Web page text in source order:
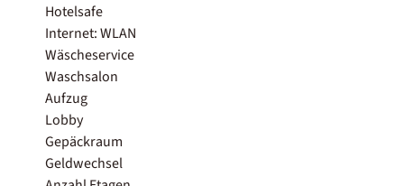
Hotelsafe
Internet: WLAN
Wäscheservice
Waschsalon
Aufzug
Lobby
Gepäckraum
Geldwechsel